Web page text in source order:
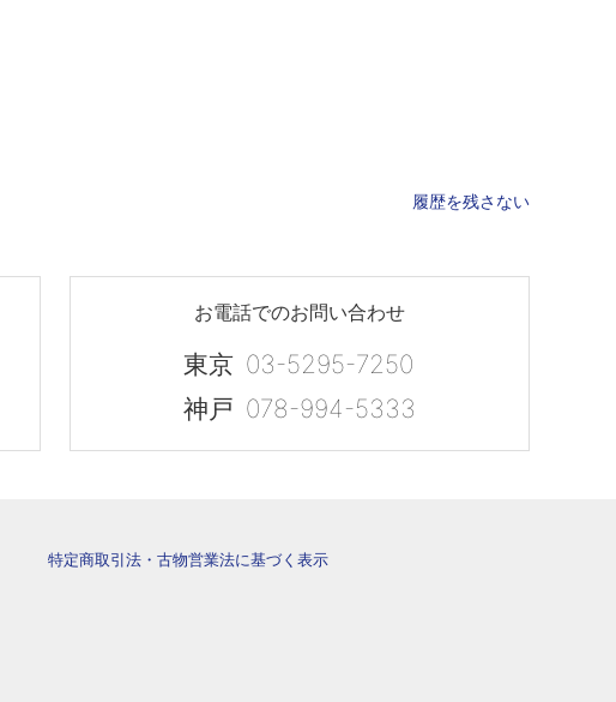
履歴を残さない
お電話でのお問い合わせ
東京 03-5295-7250
神戸 078-994-5333
特定商取引法・古物営業法に基づく表示